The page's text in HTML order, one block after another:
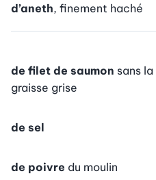
d’aneth, finement haché
de filet de saumon sans
graisse grise
de sel
de poivre du moulin